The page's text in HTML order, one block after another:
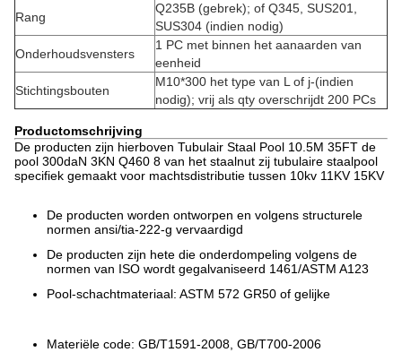
Rang
Q235B (gebrek); of Q345, SUS201,
SUS304 (indien nodig)
Onderhoudsvensters
1 PC met binnen het aanaarden van
eenheid
Stichtingsbouten
M10*300 het type van L of j-(indien
nodig); vrij als qty overschrijdt 200 PCs
Productomschrijving
De producten zijn hierboven Tubulair Staal Pool 10.5M 35FT de
pool 300daN 3KN Q460 8 van het staalnut zij tubulaire staalpool
specifiek gemaakt voor machtsdistributie tussen 10kv 11KV 15KV
De producten worden ontworpen en volgens structurele
normen ansi/tia-222-g vervaardigd
De producten zijn hete die onderdompeling volgens de
normen van ISO wordt gegalvaniseerd 1461/ASTM A123
Pool-schachtmateriaal: ASTM 572 GR50 of gelijke
Materiële code: GB/T1591-2008, GB/T700-2006